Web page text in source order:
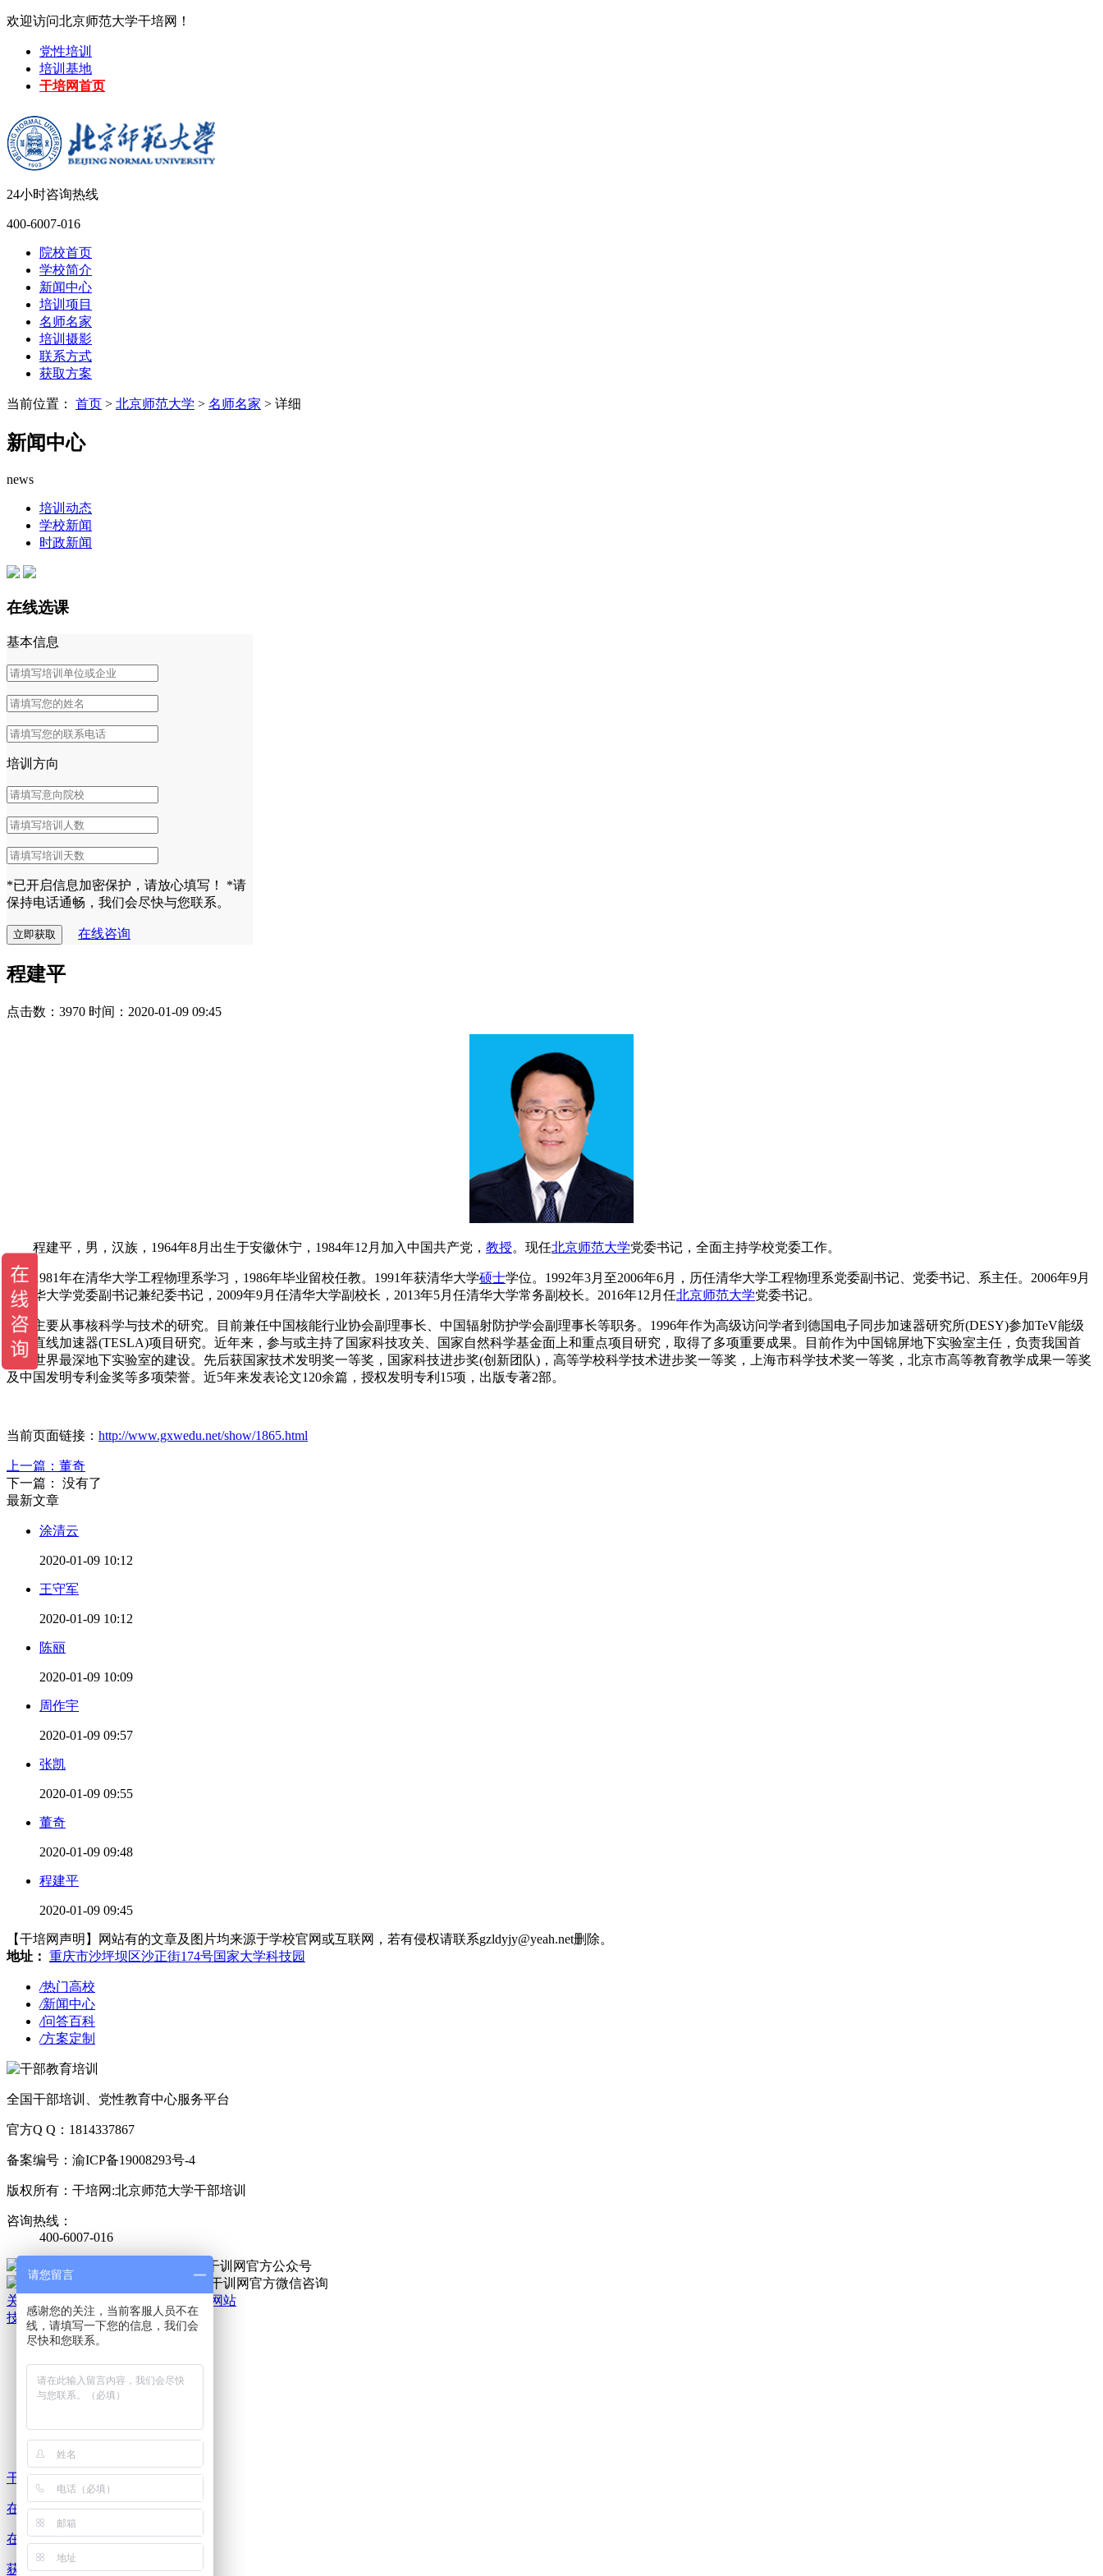
欢迎访问北京师范大学干培网！
党性培训
培训基地
干培网首页
24小时咨询热线
400-6007-016
院校首页
学校简介
新闻中心
培训项目
名师名家
培训摄影
联系方式
获取方案
当前位置： 首页 > 北京师范大学 > 名师名家 > 详细
新闻中心
news
培训动态
学校新闻
时政新闻
在线选课
基本信息
培训方向
*已开启信息加密保护，请放心填写！
*请
保持电话通畅，我们会尽快与您联系。
在线咨询
程建平
点击数：3970 时间：2020-01-09 09:45
程建平，男，汉族，1964年8月出生于安徽休宁，1984年12月加入中国共产党， 教授。现任北京师范大学党委书记，全面主持学校党委工作。
1981年在清华大学工程物理系学习，1986年毕业留校任教。1991年获清华大学硕士学位。1992年3月至2006年6月，历任清华大学工程物理系党委副书记、党委书记、系主任。2006年9月
任清华大学党委副书记兼纪委书记，2009年9月任清华大学副校长，2013年5月任清华大学常务副校长。2016年12月任北京师范大学党委书记。
主要从事核科学与技术的研究。目前兼任中国核能行业协会副理事长、中国辐射防护学会副理事长等职务。1996年作为高级访问学者到德国电子同步加速器研究所(DESY)参加TeV能级
超导直线加速器(TESLA)项目研究。近年来，参与或主持了国家科技攻关、国家自然科学基金面上和重点项目研究，取得了多项重要成果。目前作为中国锦屏地下实验室主任，负责我国首
个、世界最深地下实验室的建设。先后获国家技术发明奖一等奖，国家科技进步奖(创新团队)，高等学校科学技术进步奖一等奖，上海市科学技术奖一等奖，北京市高等教育教学成果一等奖
及中国发明专利金奖等多项荣誉。近5年来发表论文120余篇，授权发明专利15项，出版专著2部。
当前页面链接： http://www.gxwedu.net/show/1865.html
上一篇： 董奇
下一篇： 没有了
最新文章
涂清云
2020-01-09 10:12
王守军
2020-01-09 10:12
陈丽
2020-01-09 10:09
周作宇
2020-01-09 09:57
张凯
2020-01-09 09:55
董奇
2020-01-09 09:48
程建平
2020-01-09 09:45
【干培网声明】网站有的文章及图片均来源于学校官网或互联网，若有侵权请联系gzldyjy@yeah.net删除。
地址： 重庆市沙坪坝区沙正街174号国家大学科技园
/热门高校
/新闻中心
/问答百科
/方案定制
全国干部培训、党性教育中心服务平台
官方Q Q：1814337867
备案编号：渝ICP备19008293号-4
版权所有：干培网:北京师范大学干部培训
咨询热线：
400-6007-016
关于我们
手机网站
技术支持：干培网
干培 热线
在线 咨询
在线 预约
获取 方案
请您留言
感谢您的关注，当前客服人员不在
线，请填写一下您的信息，我们会
尽快和您联系。